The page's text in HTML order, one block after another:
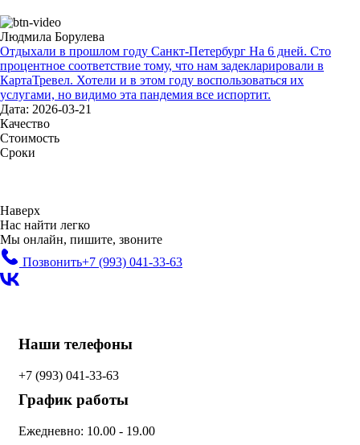
Людмила Борулева
Отдыхали в прошлом году Санкт-Петербург На 6 дней. Сто
процентное соответствие тому, что нам задекларировали в
КартаТревел. Хотели и в этом году воспользоваться их
услугами, но видимо эта пандемия все испортит.
Дата: 2026-03-21
Качество
Стоимость
Сроки
Наверх
Нас найти легко
Мы онлайн, пишите, звоните
Позвонить+7 (993) 041-33-63
Наши телефоны
+7 (993) 041-33-63
График работы
Ежедневно: 10.00 - 19.00